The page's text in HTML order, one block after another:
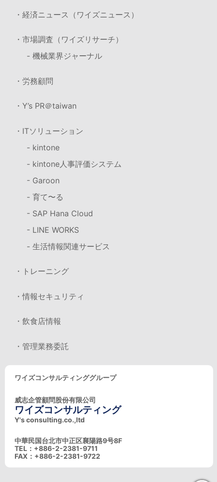
・経済ニュース（ワイズニュース）
・市場調査（ワイズリサーチ）
- 機械業界ジャーナル
・労務顧問
・Y’s PR＠taiwan
・ITソリューション
- kintone
- kintone人事評価システム
- Garoon
- 育て〜る
- SAP Hana Cloud
- LINE WORKS
- 生活情報関連サービス
・トレーニング
・情報セキュリティ
・飲食店情報
・管理業務委託
ワイズコンサルティンググループ
威志企管顧問股份有限公司
ワイズコンサルティング
Y's consulting.co.,ltd
中華民国台北市中正区襄陽路9号8F
TEL：+886-2-2381-9711
FAX：+886-2-2381-9722